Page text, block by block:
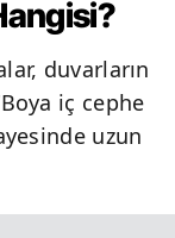
duvarların
iç cephe
uzun